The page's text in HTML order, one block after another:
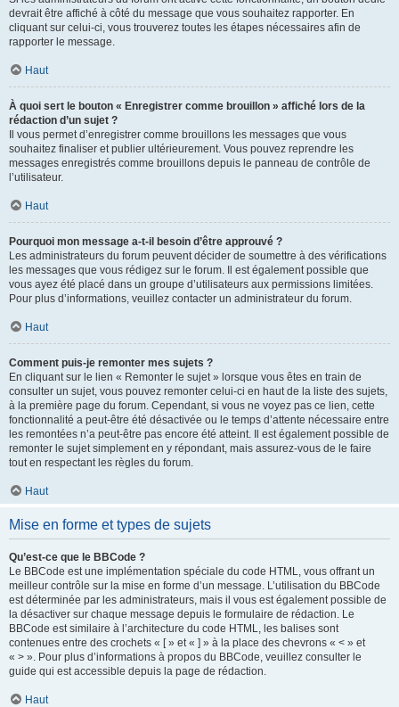
devrait être affiché à côté du message que vous souhaitez rapporter. En
cliquant sur celui-ci, vous trouverez toutes les étapes nécessaires afin de
rapporter le message.
Haut
À quoi sert le bouton « Enregistrer comme brouillon » affiché lors de la
rédaction d’un sujet ?
Il vous permet d’enregistrer comme brouillons les messages que vous
souhaitez finaliser et publier ultérieurement. Vous pouvez reprendre les
messages enregistrés comme brouillons depuis le panneau de contrôle de
l’utilisateur.
Haut
Pourquoi mon message a-t-il besoin d’être approuvé ?
Les administrateurs du forum peuvent décider de soumettre à des vérifications
les messages que vous rédigez sur le forum. Il est également possible que
vous ayez été placé dans un groupe d’utilisateurs aux permissions limitées.
Pour plus d’informations, veuillez contacter un administrateur du forum.
Haut
Comment puis-je remonter mes sujets ?
En cliquant sur le lien « Remonter le sujet » lorsque vous êtes en train de
consulter un sujet, vous pouvez remonter celui-ci en haut de la liste des sujets,
à la première page du forum. Cependant, si vous ne voyez pas ce lien, cette
fonctionnalité a peut-être été désactivée ou le temps d’attente nécessaire entre
les remontées n’a peut-être pas encore été atteint. Il est également possible de
remonter le sujet simplement en y répondant, mais assurez-vous de le faire
tout en respectant les règles du forum.
Haut
Mise en forme et types de sujets
Qu’est-ce que le BBCode ?
Le BBCode est une implémentation spéciale du code HTML, vous offrant un
meilleur contrôle sur la mise en forme d’un message. L’utilisation du BBCode
est déterminée par les administrateurs, mais il vous est également possible de
la désactiver sur chaque message depuis le formulaire de rédaction. Le
BBCode est similaire à l’architecture du code HTML, les balises sont
contenues entre des crochets « [ » et « ] » à la place des chevrons « < » et
« > ». Pour plus d’informations à propos du BBCode, veuillez consulter le
guide qui est accessible depuis la page de rédaction.
Haut